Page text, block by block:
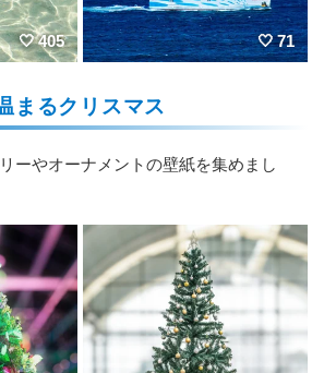
405 71
まるクリスマス
ーやオーナメントの壁紙を集めまし